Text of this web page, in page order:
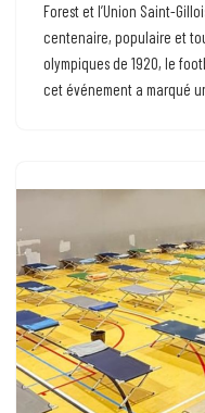
Forest et l’Union Saint-
centenaire, populaire et
olympiques de 1920, le
cet événement a marqué